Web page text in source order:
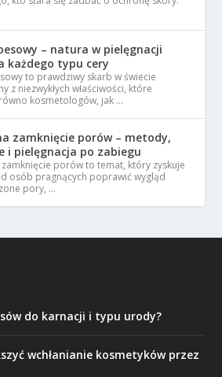
– natura w pielęgnacji
każdego typu cery
to prawdziwy skarb w świecie
z niezwykłych właściwości, które
kosmetologów, jak …
zamknięcie porów – metody,
i pielęgnacja po zabiegu
porów to temat, który zyskuje
osób pragnących poprawić wygląd
pory, …
do karnacji i typu urody?
wchłanianie kosmetyków przez